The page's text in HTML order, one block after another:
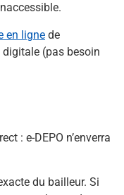
en ligne de
(pas besoin
: e-DEPO n’enverra
du bailleur. Si